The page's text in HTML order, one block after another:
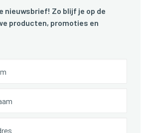
nieuwsbrief! Zo blijf je op de
producten, promoties en